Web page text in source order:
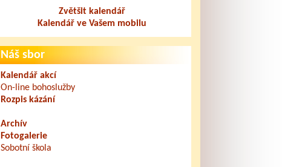
Zvětšit kalendář
Kalendář ve Vašem mobilu
Náš sbor
Kalendář akcí
On-line bohoslužby
Rozpis kázání
Archív
Fotogalerie
Sobotní škola